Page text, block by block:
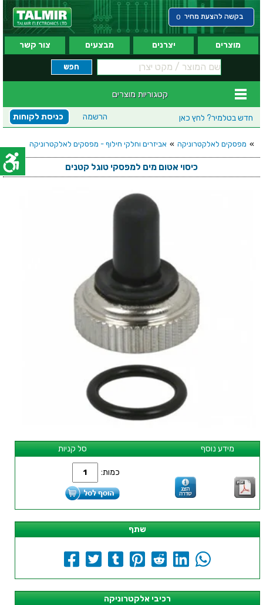
בקשה להצעת מחיר 0
מוצרים יצרנים מבצעים צור קשר
קטגוריות מוצרים
חדש בטלמיר? לחץ כאן כניסת לקוחות הרשמה
» מפסקים לאלקטרוניקה » אביזרים וחלקי חילוף - מפסקים לאלקטרוניקה
כיסוי אטום מים למפסקי טוגל קטנים
סל קניות מידע נוסף
כמות:
שתף
רכיבי אלקטרוניקה